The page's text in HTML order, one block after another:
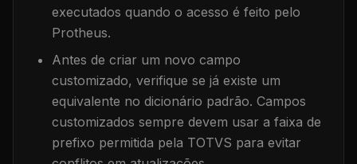
executados quando o acesso é feito pelo
Protheus.
Antes de criar um novo campo
customizado, verifique se já existe um
equivalente no dicionário padrão. Campos
customizados sempre devem usar a faixa de
prefixo permitida pela TOTVS para evitar